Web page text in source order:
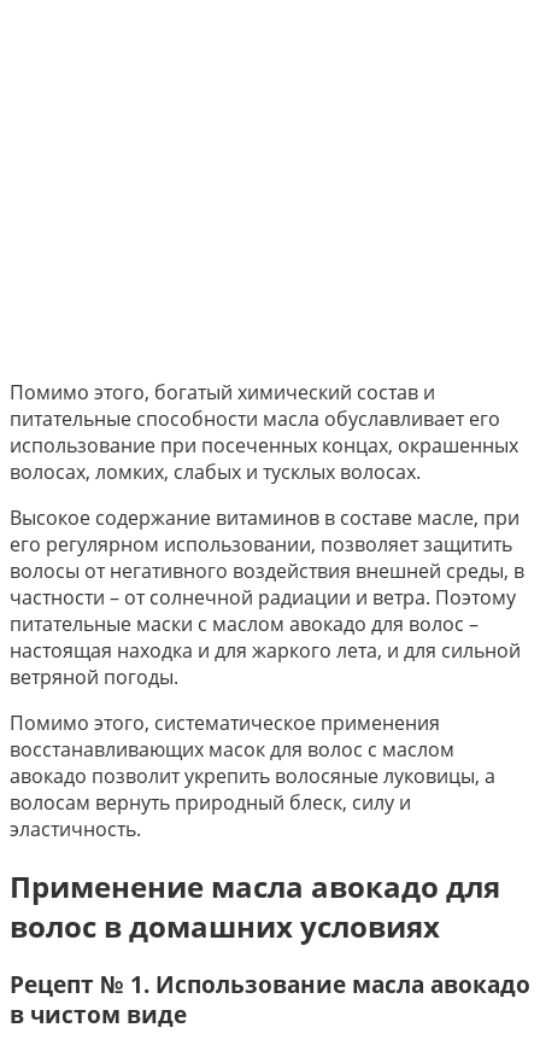
Помимо этого, богатый химический состав и
питательные способности масла обуславливает его
использование при посеченных концах, окрашенных
волосах, ломких, слабых и тусклых волосах.
Высокое содержание витаминов в составе масле, при
его регулярном использовании, позволяет защитить
волосы от негативного воздействия внешней среды, в
частности – от солнечной радиации и ветра. Поэтому
питательные маски с маслом авокадо для волос –
настоящая находка и для жаркого лета, и для сильной
ветряной погоды.
Помимо этого, систематическое применения
восстанавливающих масок для волос с маслом
авокадо позволит укрепить волосяные луковицы, а
волосам вернуть природный блеск, силу и
эластичность.
Применение масла авокадо для
волос в домашних условиях
Рецепт № 1. Использование масла авокадо
в чистом виде